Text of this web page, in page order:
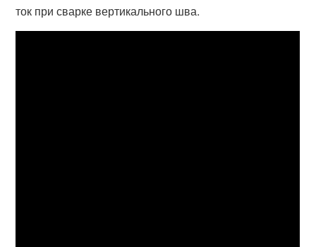
ток при сварке вертикального шва.